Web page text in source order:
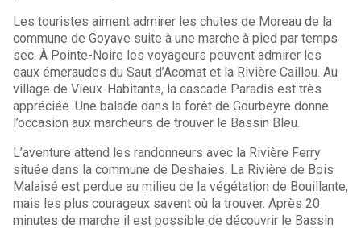
Les touristes aiment admirer les chutes de Moreau de la
commune de Goyave suite à une marche à pied par temps
sec. À Pointe-Noire les voyageurs peuvent admirer les
eaux émeraudes du Saut d’Acomat et la Rivière Caillou. Au
village de Vieux-Habitants, la cascade Paradis est très
appréciée. Une balade dans la forêt de Gourbeyre donne
l’occasion aux marcheurs de trouver le Bassin Bleu.
L’aventure attend les randonneurs avec la Rivière Ferry
située dans la commune de Deshaies. La Rivière de Bois
Malaisé est perdue au milieu de la végétation de Bouillante,
mais les plus courageux savent où la trouver. Après 20
minutes de marche il est possible de découvrir le Bassin